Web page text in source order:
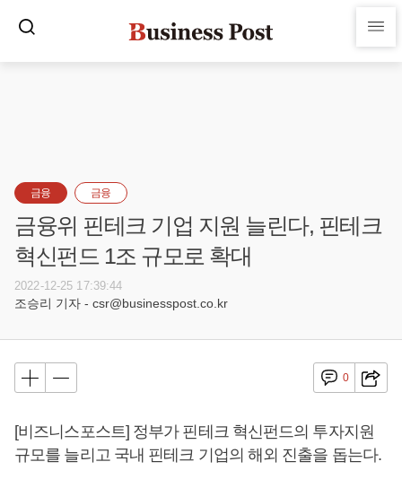
금융 금융
금융위 핀테크 기업 지원 늘린다, 핀테크
혁신펀드 1조 규모로 확대
2022-12-25 17:39:44
조승리 기자 - csr@businesspost.co.kr
0
[비즈니스포스트] 정부가 핀테크 혁신펀드의 투자지원
규모를 늘리고 국내 핀테크 기업의 해외 진출을 돕는다.